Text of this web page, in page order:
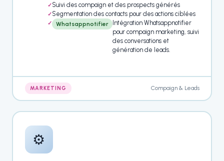
Suivi des compaign et des prospects générés
Segmentation des contacts pour des actions ciblées
Whatsappnotifier Intégration Whatsappnotifier
pour compaign marketing, suivi
des conversations et
génération de leads.
MARKETING Compaign & Leads
⚙️